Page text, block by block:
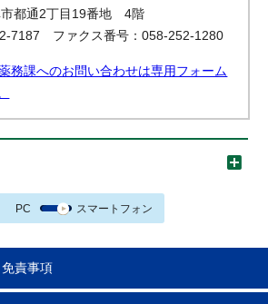
都通2丁目19番地 4階
7187 ファクス番号：058-252-1280
務課へのお問い合わせは専用フォーム
PC スマートフォン
責事項